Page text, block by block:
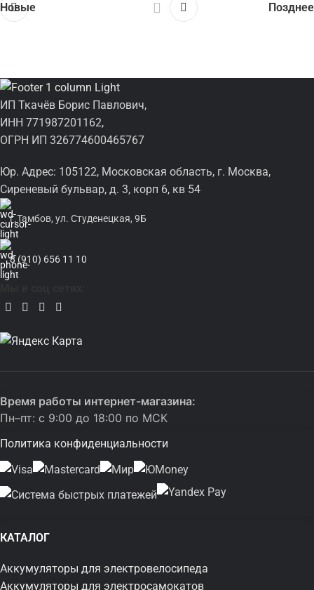
Новые Позднее
ИП Ткачёв Борис Павлович,
ИНН 771987201162,
ОГРН ИП 326774600465767
Юр. Адрес: 105122, Московская область, г. Москва,
Сиреневый бульвар, д. 3, корп 6, кв 54
г.Тамбов, ул. Студенецкая, 9Б
8 (910) 656 11 10
Время работы интернет-магазина:
Пн–пт: с 9:00 до 18:00 по МСК
Политика конфиденциальности
КАТАЛОГ
Аккумуляторы для электровелосипеда
Аккумуляторы для электросамокатов